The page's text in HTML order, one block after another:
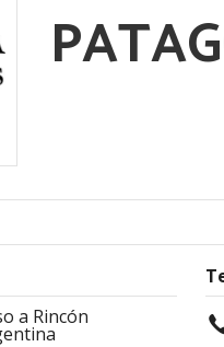
a Rincón